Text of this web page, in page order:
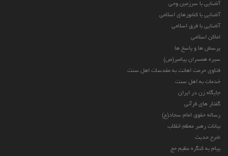
آشنایی با سرزمین وحی
آشنایی با کشورهای اسلامی
آشنایی با فرق اسلامی
اماکن اسلامی
پرسش ها و پاسخ ها
سیره همسران پیامبر(ص)
فتاوی حرمت اهانت به مقدسات اهل سنت
خدمات به اهل سنت
جایگاه زن در ایران
گفتار های قرآنی
رساله حقوق امام سجاد(ع)
بیانات رهبر معظم انقلاب
شرح حدیث
پیام به کنگره عظیم حج